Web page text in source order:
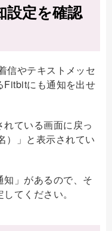
定を確認
信やテキストメッセ
Fitbitにも通知を出せ
ている画面に戻っ
）」と表示されてい
」があるので、そ
てください。